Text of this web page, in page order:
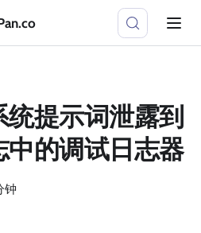
提示词泄露到
的调试日志器
钟